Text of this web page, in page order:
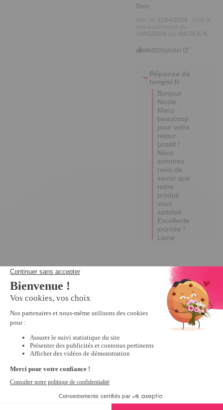
Bien
Utile(0)Signaler
Réponse de
tempsl.fr
Bonjour
Nicole ,
Merci
beaucoup
pour votre
retour
positif !
Nous
sommes
ravis de
savoir que
notre
produit
vous
satisfait.
Excellente
journée !
Liane
Avis vérifié
Parfait. Le jaune d'œuf
reste bien dans le
récipient
01/04/2026 , suite à
10/02/2026
Bonjour